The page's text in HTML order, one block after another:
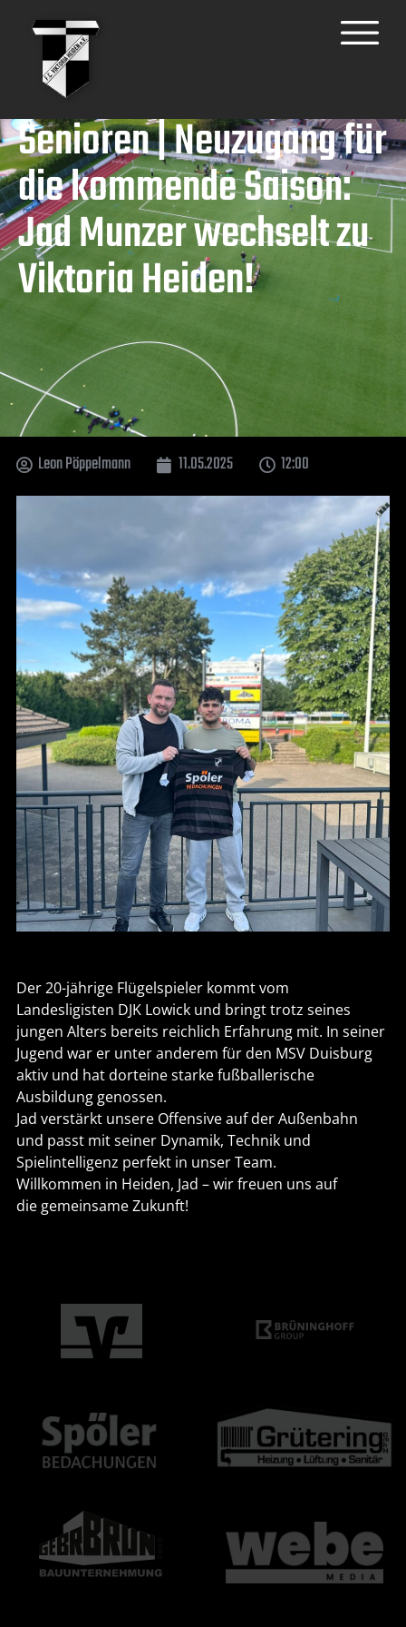
Senioren | Neuzugang für
die kommende Saison:
Jad Munzer wechselt zu
Viktoria Heiden!
Leon Pöppelmann 11.05.2025 12:00
Der 20-jährige Flügelspieler kommt vom
Landesligisten DJK Lowick und bringt trotz seines
jungen Alters bereits reichlich Erfahrung mit. In seiner
Jugend war er unter anderem für den MSV Duisburg
aktiv und hat dorteine starke fußballerische
Ausbildung genossen.
Jad verstärkt unsere Offensive auf der Außenbahn
und passt mit seiner Dynamik, Technik und
Spielintelligenz perfekt in unser Team.
Willkommen in Heiden, Jad – wir freuen uns auf
die gemeinsame Zukunft!